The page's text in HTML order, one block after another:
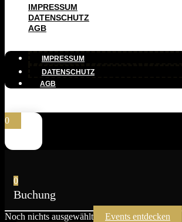
IMPRESSUM
DATENSCHUTZ
AGB
IMPRESSUM
DATENSCHUTZ
AGB
0
0
Buchung
Noch nichts ausgewählt Events entdecken